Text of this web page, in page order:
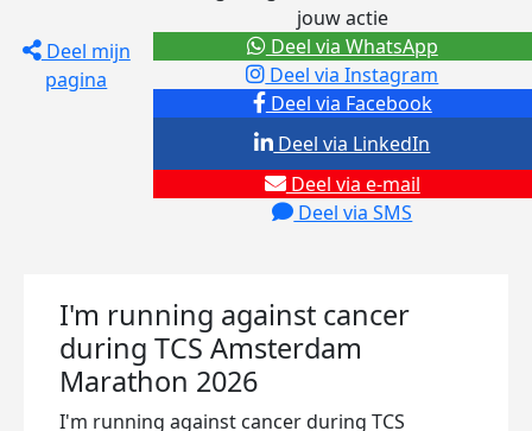
Deel mijn
pagina
jouw actie
Deel via Facebook
Deel via Instagram
Deel via e-mail
Deel via SMS
Deel via LinkedIn
Deel via WhatsApp
I'm running against cancer
during TCS Amsterdam
Marathon 2026
I'm running against cancer during TCS